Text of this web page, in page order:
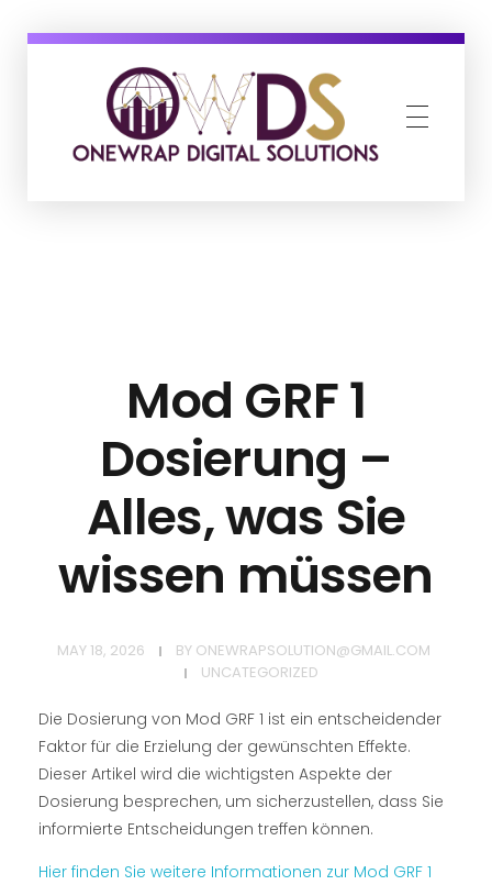
Mod GRF 1
Dosierung –
Alles, was Sie
wissen müssen
MAY 18, 2026 BY ONEWRAPSOLUTION@GMAIL.COM
UNCATEGORIZED
Die Dosierung von Mod GRF 1 ist ein entscheidender
Faktor für die Erzielung der gewünschten Effekte.
Dieser Artikel wird die wichtigsten Aspekte der
Dosierung besprechen, um sicherzustellen, dass Sie
informierte Entscheidungen treffen können.
Hier finden Sie weitere Informationen zur Mod GRF 1